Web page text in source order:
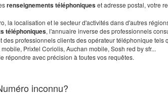
renseignements téléphoniqueset adresse postal, votre
la localisation et le secteur d'activités dans d'autres
téléphoniques, l'annuaire inverse des professionnels
professionnels clients des opérateur téléphonique tels
Prixtel Coriolis, Auchan mobile, Sosh red by sfr...
répondre avec précision à toutes vos requêtes.
inconnu?